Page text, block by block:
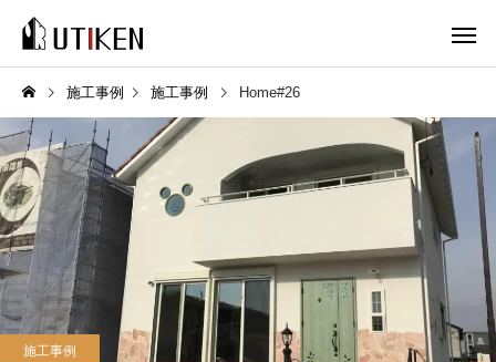
施工事例 施工事例 Home#26
施工事例